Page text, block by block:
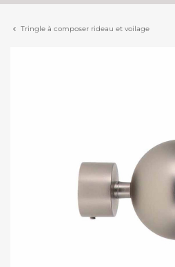
Tringle à composer rideau et voilage